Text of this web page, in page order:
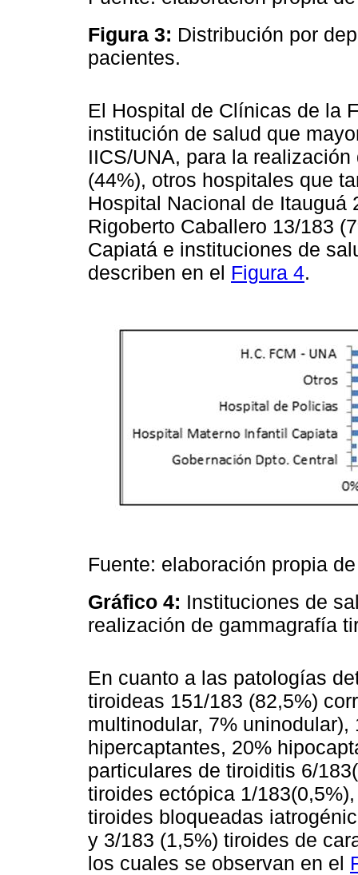
Figura 3: Distribución por
pacientes.
El Hospital de Clínicas de la
institución de salud que
IICS/UNA, para la
(44%), otros hospitales que
Hospital Nacional de Itauguá
Rigoberto Caballero 13/183
Capiatá e instituciones de
describen en el Figura 4.
Fuente: elaboración propia
Gráfico 4: Instituciones de
realización de gammagrafía
En cuanto a las patologías
tiroideas 151/183 (82,5%)
multinodular, 7%
hipercaptantes, 20%
particulares de tiroiditis 6/
tiroides ectópica 1/
tiroides bloqueadas
y 3/183 (1,5%) tiroides de
los cuales se observan en el